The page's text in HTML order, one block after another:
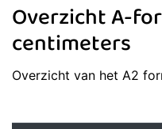
Overzicht A-
centimeters
Overzicht van het A2